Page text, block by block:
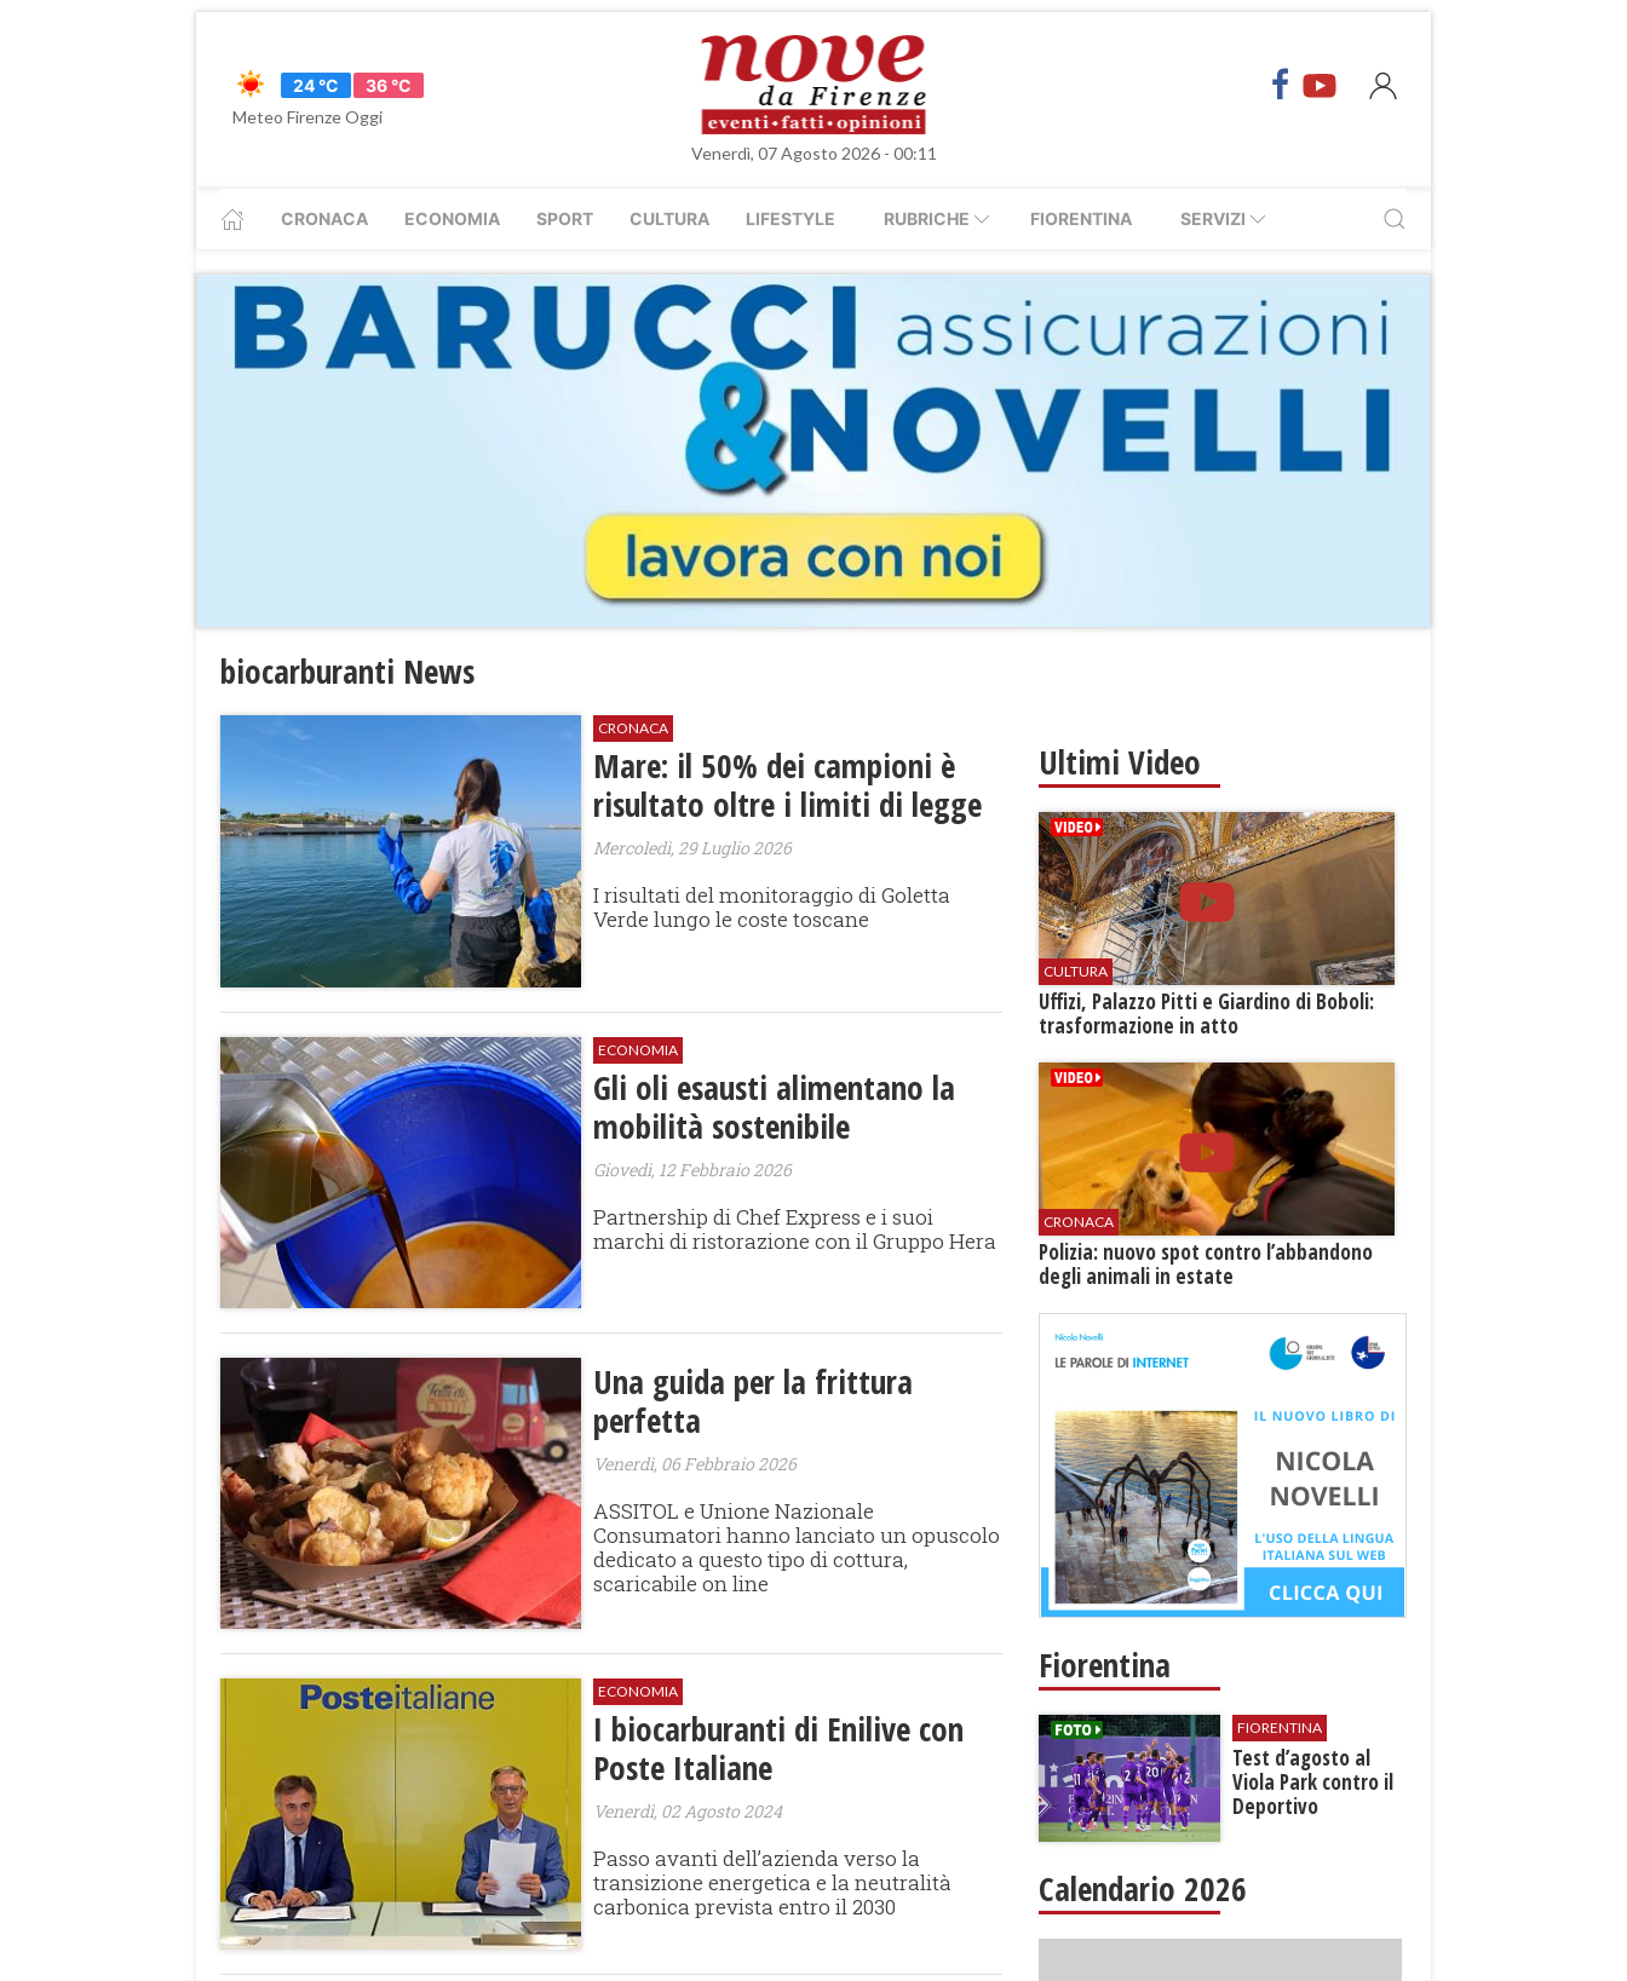
24 °C
36 °C
Meteo Firenze Oggi
Venerdì, 07 Agosto 2026 - 00:11
CRONACA ECONOMIA SPORT CULTURA LIFESTYLE RUBRICHE FIORENTINA SERVIZI
biocarburanti News
CRONACA
Mare: il 50% dei campioni è
risultato oltre i limiti di legge
Mercoledì, 29 Luglio 2026
I risultati del monitoraggio di Goletta
Verde lungo le coste toscane
ECONOMIA
Gli oli esausti alimentano la
mobilità sostenibile
Giovedì, 12 Febbraio 2026
Partnership di Chef Express e i suoi
marchi di ristorazione con il Gruppo Hera
Una guida per la frittura
perfetta
Venerdì, 06 Febbraio 2026
ASSITOL e Unione Nazionale
Consumatori hanno lanciato un opuscolo
dedicato a questo tipo di cottura,
scaricabile on line
ECONOMIA
I biocarburanti di Enilive con
Poste Italiane
Venerdì, 02 Agosto 2024
Passo avanti dell’azienda verso la
transizione energetica e la neutralità
carbonica prevista entro il 2030
Ultimi Video
CULTURA
Uffizi, Palazzo Pitti e Giardino di Boboli:
trasformazione in atto
CRONACA
Polizia: nuovo spot contro l’abbandono
degli animali in estate
Fiorentina
FIORENTINA
Test d’agosto al
Viola Park contro il
Deportivo
Calendario 2026